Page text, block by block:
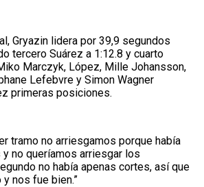
Gryazin lidera por 39,9 segundos
tercero Suárez a 1:12.8 y cuarto
Marczyk, López, Mille Johansson,
Lefebvre y Simon Wagner
primeras posiciones.
tramo no arriesgamos porque había
no queríamos arriesgar los
no había apenas cortes, así que
nos fue bien.”